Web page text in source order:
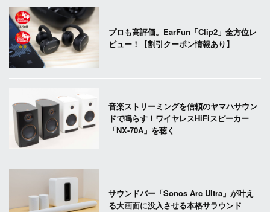
プロも高評価。EarFun「Clip2」全方位レ
ビュー！【割引クーポン情報あり】
音楽ストリーミングを信頼のヤマハサウン
ドで鳴らす！ワイヤレスHiFiスピーカー
「NX-70A」を聴く
サウンドバー「Sonos Arc Ultra」が叶え
る大画面に没入させる本格サラウンド